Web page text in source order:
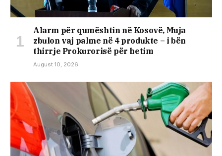
Alarm për qumështin në Kosovë, Muja
zbulon vaj palme në 4 produkte – i bën
thirrje Prokurorisë për hetim
August 10, 2026